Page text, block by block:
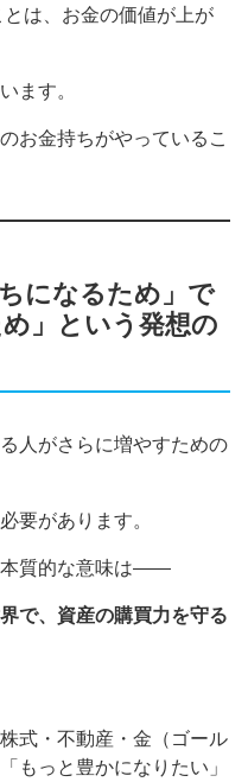
は、お金の価値が上が
ます。
お金持ちがやっているこ
になるため」で
」という発想の
人がさらに増やすための
要があります。
本質的な意味は——
で、資産の購買力を守る
式・不動産・金（ゴール
もっと豊かになりたい」